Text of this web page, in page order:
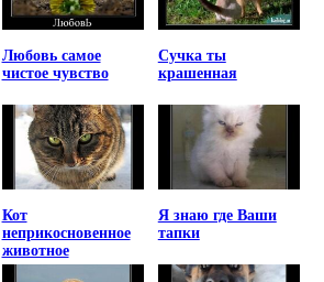
Любовь самое
чистое чувство
Сучка ты
крашенная
Кот
неприкосновенное
животное
Я знаю где Ваши
тапки